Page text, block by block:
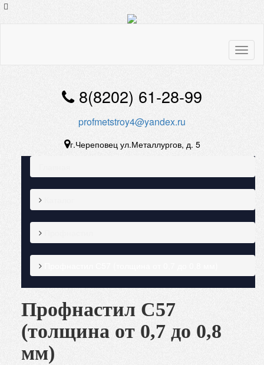
8(8202) 61-28-99
profmetstroy4@yandex.ru
г.Череповец ул.Металлургов, д. 5
Профнастил С57
(толщина от 0,7 до 0,8
мм)